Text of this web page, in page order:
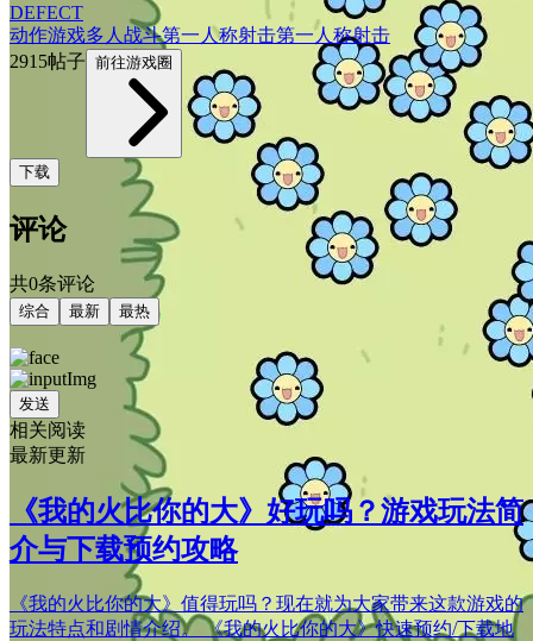
DEFECT
动作游戏多人 战斗第一人称射击第一人称射击
2915帖子 前往游戏圈
下载
评论
共0条评论
综合 最新 最热
发送
相关阅读
最新更新
《我的火比你的大》好玩吗？游戏玩法简
介与下载预约攻略
《我的火比你的大》值得玩吗？现在就为大家带来这款游戏的
玩法特点和剧情介绍。 《我的火比你的大》快速预约/下载地